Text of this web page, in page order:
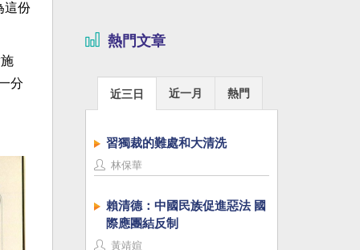
這份
分
熱門文章
近三日 近一月 熱門
習獨裁的難處和大清洗
林保華
賴清德：中國民族促進惡法 國
際應團結反制
黃靖媗